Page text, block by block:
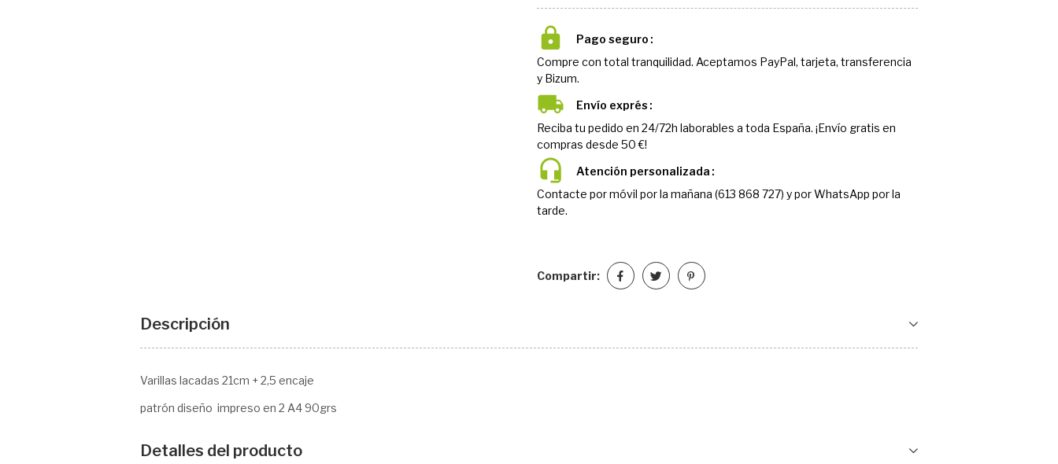
Pago seguro
Compre con total tranquilidad. Aceptamos PayPal, tarjeta, transferencia
y Bizum.
Envío exprés
Reciba tu pedido en 24/72h laborables a toda España. ¡Envío gratis en
compras desde 50 €!
Atención personalizada
Contacte por móvil por la mañana (613 868 727) y por WhatsApp por la
tarde.
Compartir:
Descripción
Varillas lacadas 21cm + 2,5 encaje
patrón diseño impreso en 2 A4 90grs
Detalles del producto